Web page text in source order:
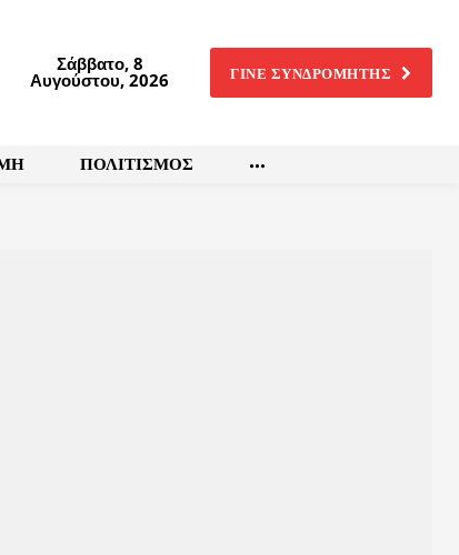
Σάββατο, 8
Αυγούστου, 2026 ΓΙΝΕ ΣΥΝΔΡΟΜΗΤΗΣ
ΠΟΛΙΤΙΣΜΟΣ